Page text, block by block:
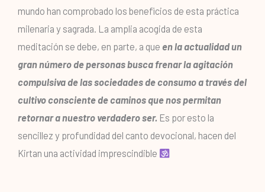
mundo han comprobado los beneficios de esta práctica
milenaria y sagrada. La amplia acogida de esta
meditación se debe, en parte, a que en la actualidad un
gran número de personas busca frenar la agitación
compulsiva de las sociedades de consumo a través del
cultivo consciente de caminos que nos permitan
retornar a nuestro verdadero ser. Es por esto la
sencillez y profundidad del canto devocional, hacen del
Kirtan una actividad imprescindible